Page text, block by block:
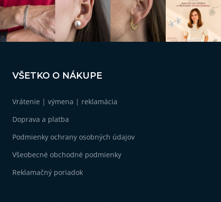
VŠETKO O NÁKUPE
Vrátenie | výmena | reklamácia
Doprava a platba
Podmienky ochrany osobných údajov
Všeobecné obchodné podmienky
Reklamačný poriadok